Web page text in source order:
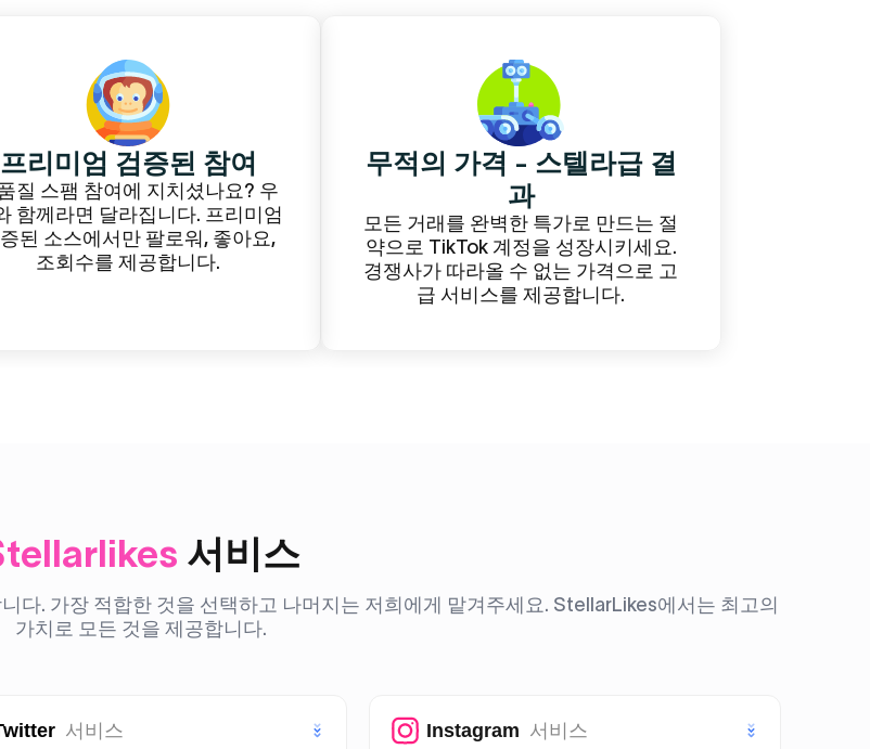
프리미엄 검증된 참여
질 스팸 참여에 지치셨나요? 우
함께라면 달라집니다. 프리미엄
된 소스에서만 팔로워, 좋아요,
조회수를 제공합니다.
무적의 가격 - 스텔라급 결
과
모든 거래를 완벽한 특가로 만드는 절
약으로 TikTok 계정을 성장시키세요.
경쟁사가 따라올 수 없는 가격으로 고
급 서비스를 제공합니다.
서비스
다. 가장 적합한 것을 선택하고 나머지는 저희에게 맡겨주세요. StellarLikes에서는 최고의
가치로 모든 것을 제공합니다.
서비스 Instagram 서비스